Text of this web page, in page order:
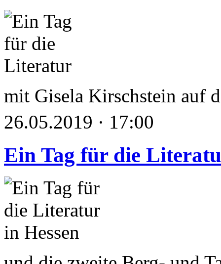
mit Gisela Kirschstein auf
26.05.2019 · 17:00
Ein Tag für die